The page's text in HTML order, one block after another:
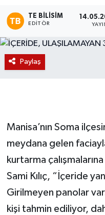
TE BILISIM
EDITÖR
Paylaş
Manisa’nın Soma
meydana gelen
kurtarma
Sami Kılıç, “İçeride
Girilmeyen panolar
kişi tahmin ediliyor,